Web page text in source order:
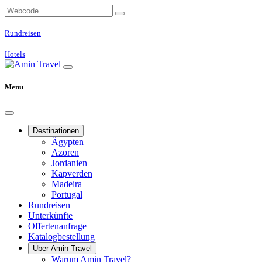
Rundreisen
Hotels
Menu
Destinationen
Ägypten
Azoren
Jordanien
Kapverden
Madeira
Portugal
Rundreisen
Unterkünfte
Offertenanfrage
Katalogbestellung
Über Amin Travel
Warum Amin Travel?